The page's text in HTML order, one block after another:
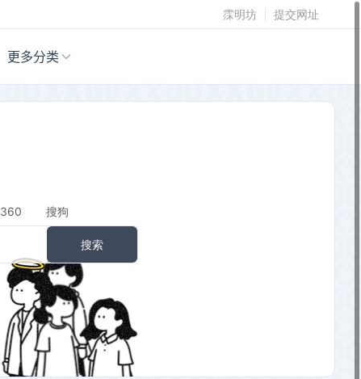
霂明坊 提交网址
更多分类
360 搜狗
搜索